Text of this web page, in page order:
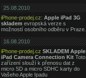
25.08.2010
iPhone-prodej.cz: Apple iPad 3G
skladem evropská verze s
možností osobního odběru v Praze.
16.08.2010
iPhone-prodej.cz SKLADEM Apple
iPad Camera Connection Kit Toto
zařízení slouží k přenosu dat z
micro SD a micro SDHC karty do
Vašeho Apple Ipadu